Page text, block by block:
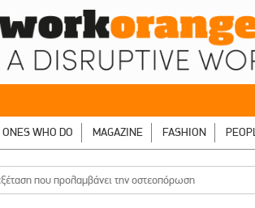
WHO DO MAGAZINE FASHION
που προλαμβάνει την οστεοπόρωση